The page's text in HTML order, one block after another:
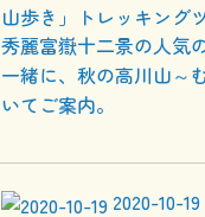
山歩き」トレッキング
秀麗富嶽十二景の人気
一緒に、秋の高川山～
いてご案内。
2020-10-19